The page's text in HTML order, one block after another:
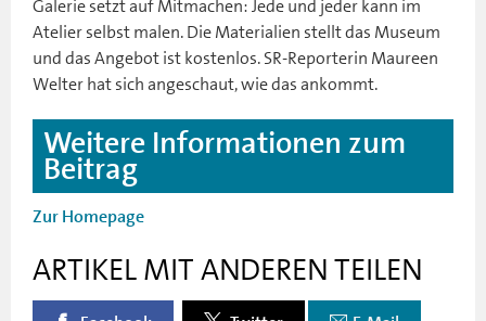
Galerie setzt auf Mitmachen: Jede und jeder kann im
Atelier selbst malen. Die Materialien stellt das Museum
und das Angebot ist kostenlos. SR-Reporterin Maureen
Welter hat sich angeschaut, wie das ankommt.
Weitere Informationen zum
Beitrag
Zur Homepage
ARTIKEL MIT ANDEREN TEILEN